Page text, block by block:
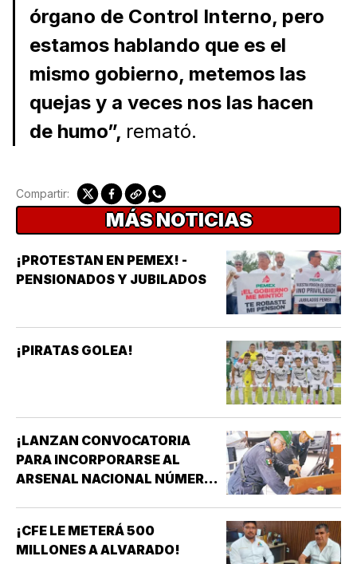
órgano de Control Interno, pero
estamos hablando que es el
mismo gobierno, metemos las
quejas y a veces nos las hacen
de humo”, remató.
Compartir:
MÁS NOTICIAS
¡PROTESTAN EN PEMEX! -
PENSIONADOS Y JUBILADOS
¡PIRATAS GOLEA!
¡LANZAN CONVOCATORIA
PARA INCORPORARSE AL
ARSENAL NACIONAL NÚMERO
¡CFE LE METERÁ 500
MILLONES A ALVARADO!